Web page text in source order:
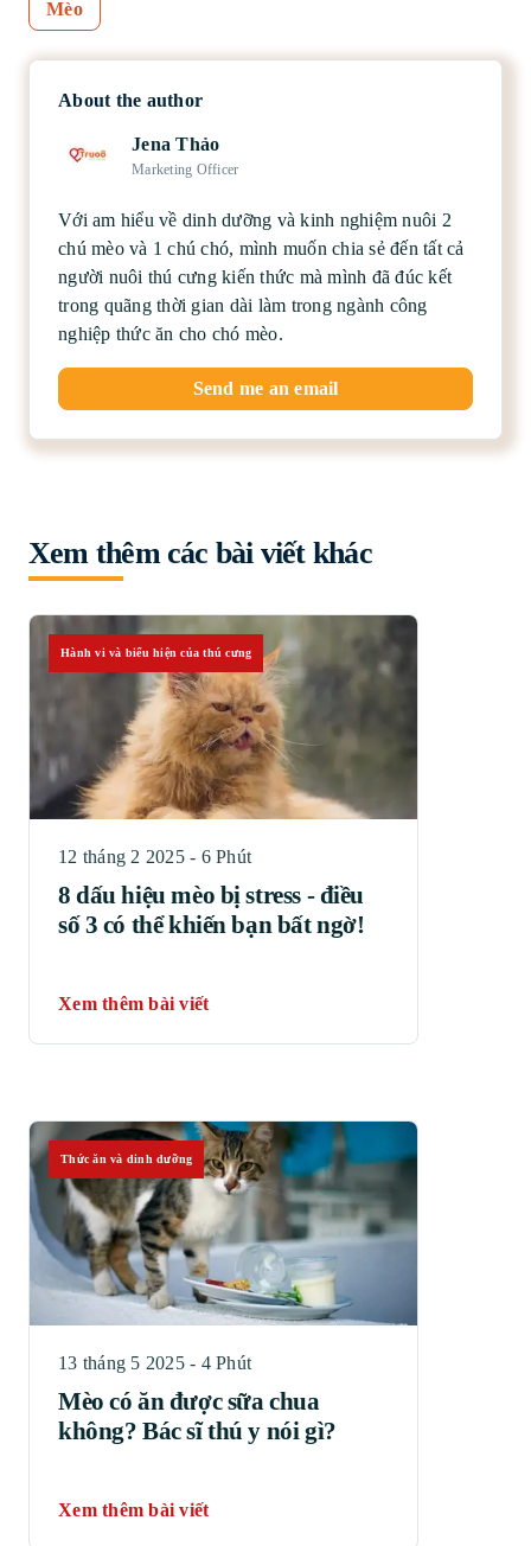
Mèo
About the author
Jena Thảo
Marketing Officer
Với am hiểu về dinh dưỡng và kinh nghiệm nuôi 2
chú mèo và 1 chú chó, mình muốn chia sẻ đến tất cả
người nuôi thú cưng kiến thức mà mình đã đúc kết
trong quãng thời gian dài làm trong ngành công
nghiệp thức ăn cho chó mèo.
Send me an email
Xem thêm các bài viết khác
Hành vi và biểu hiện của thú cưng
12 tháng 2 2025 - 6 Phút
8 dấu hiệu mèo bị stress - điều
số 3 có thể khiến bạn bất ngờ!
Xem thêm bài viết
Thức ăn và dinh dưỡng
13 tháng 5 2025 - 4 Phút
Mèo có ăn được sữa chua
không? Bác sĩ thú y nói gì?
Xem thêm bài viết